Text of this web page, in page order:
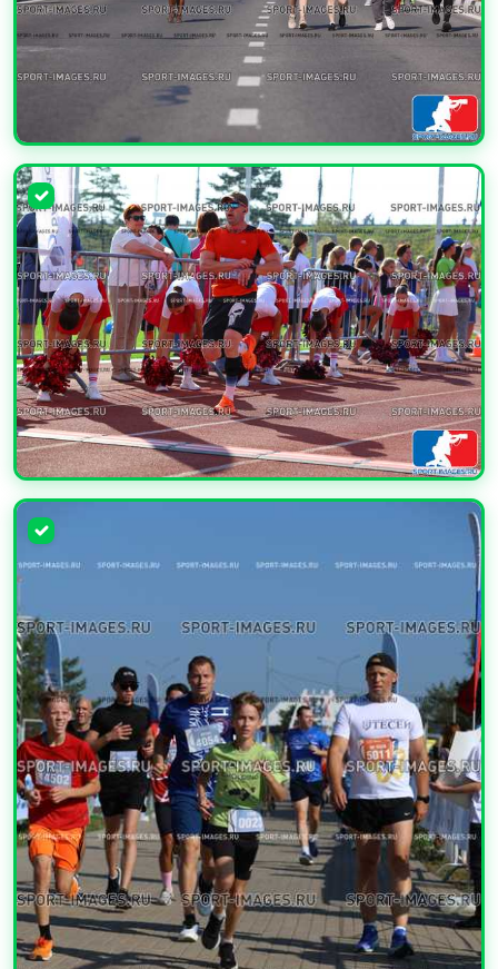
УВЕЛИЧИТЬ
УВЕЛИЧИТЬ